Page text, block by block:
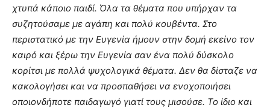
χτυπά κάποιο παιδί. Όλα τα θέματα που υπήρχαν τα
συζητούσαμε με αγάπη και πολύ κουβέντα. Στο
περιστατικό με την Ευγενία ήμουν στην δομή εκείνο τον
καιρό και ξέρω την Ευγενία σαν ένα πολύ δύσκολο
κορίτσι με πολλά ψυχολογικά θέματα. Δεν θα δίσταζε να
κακολογήσει και να προσπαθήσει να ενοχοποιήσει
οποιονδήποτε παιδαγωγό γιατί τους μισούσε. Το ίδιο και